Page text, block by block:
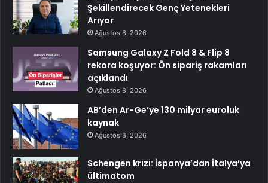
Şekillendirecek Genç Yetenekleri
Arıyor
Ağustos 8, 2026
Samsung Galaxy Z Fold 8 & Flip 8
rekora koşuyor: Ön sipariş rakamları
açıklandı
Ağustos 8, 2026
AB’den Ar-Ge’ye 130 milyar euroluk
kaynak
Ağustos 8, 2026
Schengen krizi: İspanya’dan İtalya’ya
ültimatom